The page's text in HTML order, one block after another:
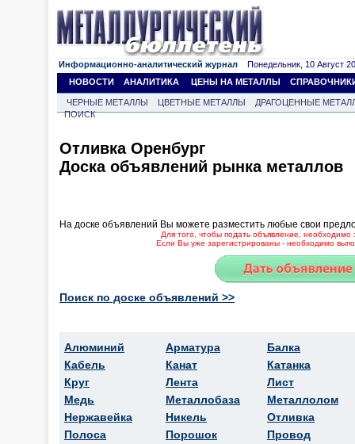
Информационно-аналитический журнал Понедельник, 10 Август
НОВОСТИ
АНАЛИТИКА ЦЕНЫ НА МЕТАЛЛЫ
ЧЕРНЫЕ МЕТАЛЛЫ ЦВЕТНЫЕ МЕТАЛЛЫ
ДРАГОЦЕННЫЕ
ПОИСК
Отливка Оренбург
Доска объявлений рынка металлов
На доске объявлений Вы можете разместить любые свои
Для того, чтобы подать объявление, необходимо
Если Вы уже зарегистрированы - необходимо
Поиск по доске объявлений >>
Алюминий
Кабель
Круг
Медь
Нержавейка
Полоса
Арматура
Канат
Лента
Металлобаза
Никель
Порошок
Балка
Катанка
Лист
Металлолом
Отливка
Провод